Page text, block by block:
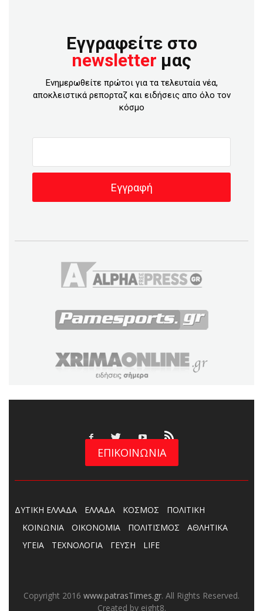
Εγγραφείτε στο
newsletter μας
Ενημερωθείτε πρώτοι για τα τελευταία νέα,
αποκλειστικά ρεπορταζ και ειδήσεις απο όλο τον
κόσμο
ΕΠΙΚΟΙΝΩΝΙΑ
ΔΥΤΙΚΗ ΕΛΛΑΔΑ ΕΛΛΑΔΑ ΚΟΣΜΟΣ
ΠΟΛΙΤΙΚΗ
ΚΟΙΝΩΝΙΑ
ΟΙΚΟΝΟΜΙΑ ΠΟΛΙΤΙΣΜΟΣ
ΑΘΛΗΤΙΚΑ
ΥΓΕΙΑ
ΤΕΧΝΟΛΟΓΙΑ ΓΕΥΣΗ LIFE
Copyright 2016 www.patrasTimes.gr. All Rights Reserved.
Created by eight8.